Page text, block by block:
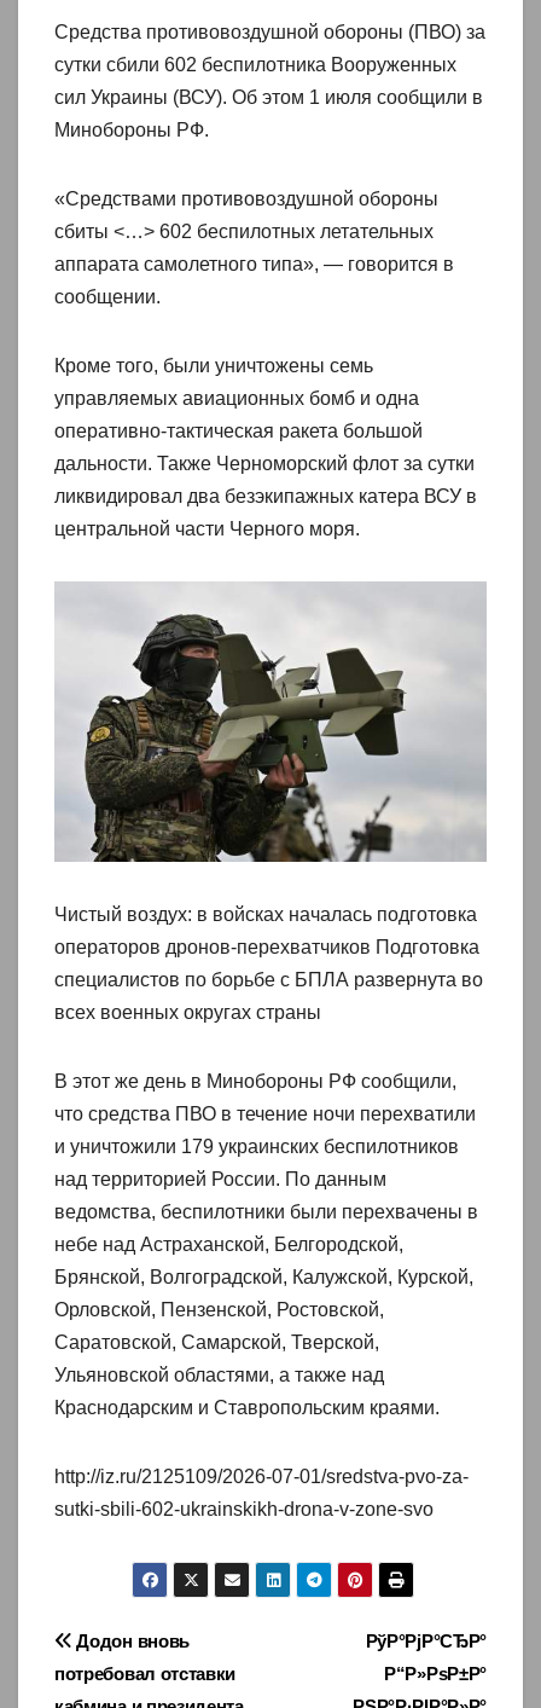
Средства противовоздушной обороны (ПВО) за
сутки сбили 602 беспилотника Вооруженных
сил Украины (ВСУ). Об этом 1 июля сообщили в
Минобороны РФ.
«Средствами противовоздушной обороны
сбиты <…> 602 беспилотных летательных
аппарата самолетного типа», — говорится в
сообщении.
Кроме того, были уничтожены семь
управляемых авиационных бомб и одна
оперативно-тактическая ракета большой
дальности. Также Черноморский флот за сутки
ликвидировал два безэкипажных катера ВСУ в
центральной части Черного моря.
Чистый воздух: в войсках началась подготовка
операторов дронов-перехватчиков Подготовка
специалистов по борьбе с БПЛА развернута во
всех военных округах страны
В этот же день в Минобороны РФ сообщили,
что средства ПВО в течение ночи перехватили
и уничтожили 179 украинских беспилотников
над территорией России. По данным
ведомства, беспилотники были перехвачены в
небе над Астраханской, Белгородской,
Брянской, Волгоградской, Калужской, Курской,
Орловской, Пензенской, Ростовской,
Саратовской, Самарской, Тверской,
Ульяновской областями, а также над
Краснодарским и Ставропольским краями.
http://iz.ru/2125109/2026-07-01/sredstva-pvo-za-
sutki-sbili-602-ukrainskikh-drona-v-zone-svo
Навигация
по
РўР°РјР°СЂР°
Р“Р»РѕР±Р°
Додон вновь
потребовал отставки